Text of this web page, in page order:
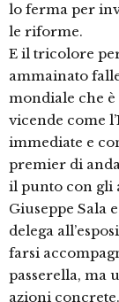
lo ferma per
le riforme.
E il tricolore
ammainato
mondiale che è
vicende come
immediate e
premier di
il punto con gli
Giuseppe Sala
delega
farsi
passerella, ma
azioni